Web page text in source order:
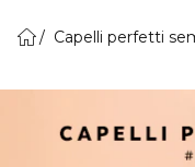
Capelli perfetti